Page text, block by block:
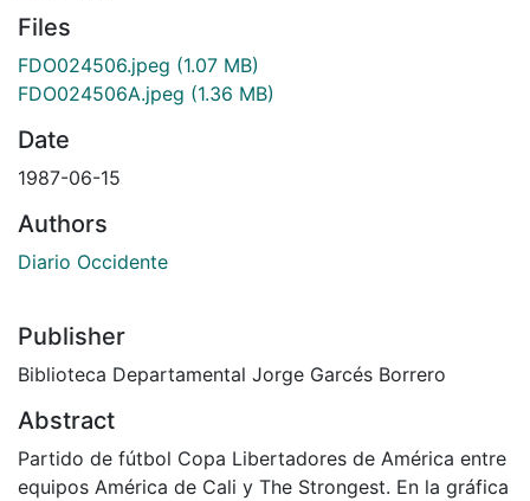
Files
FDO024506.jpeg (1.07 MB)
FDO024506A.jpeg (1.36 MB)
Date
1987-06-15
Authors
Diario Occidente
Publisher
Biblioteca Departamental Jorge Garcés Borrero
Abstract
Partido de fútbol Copa Libertadores de América entre
equipos América de Cali y The Strongest. En la gráfica